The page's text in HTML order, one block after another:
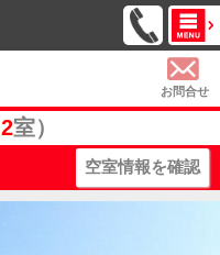
お問合せ
2室）
空室情報を確認